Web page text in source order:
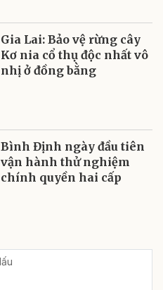
Gia Lai: Bảo vệ rừng cây
Kơ nia cổ thụ độc nhất vô
nhị ở đồng bằng
Bình Định ngày đầu tiên
vận hành thử nghiệm
chính quyền hai cấp